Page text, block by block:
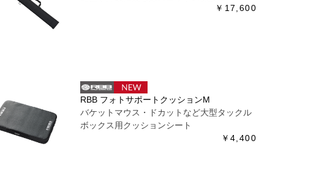
￥17,600
RBB フォトサポートクッションM
バケットマウス・ドカットなど大型タックル
ボックス用クッションシート
￥4,400